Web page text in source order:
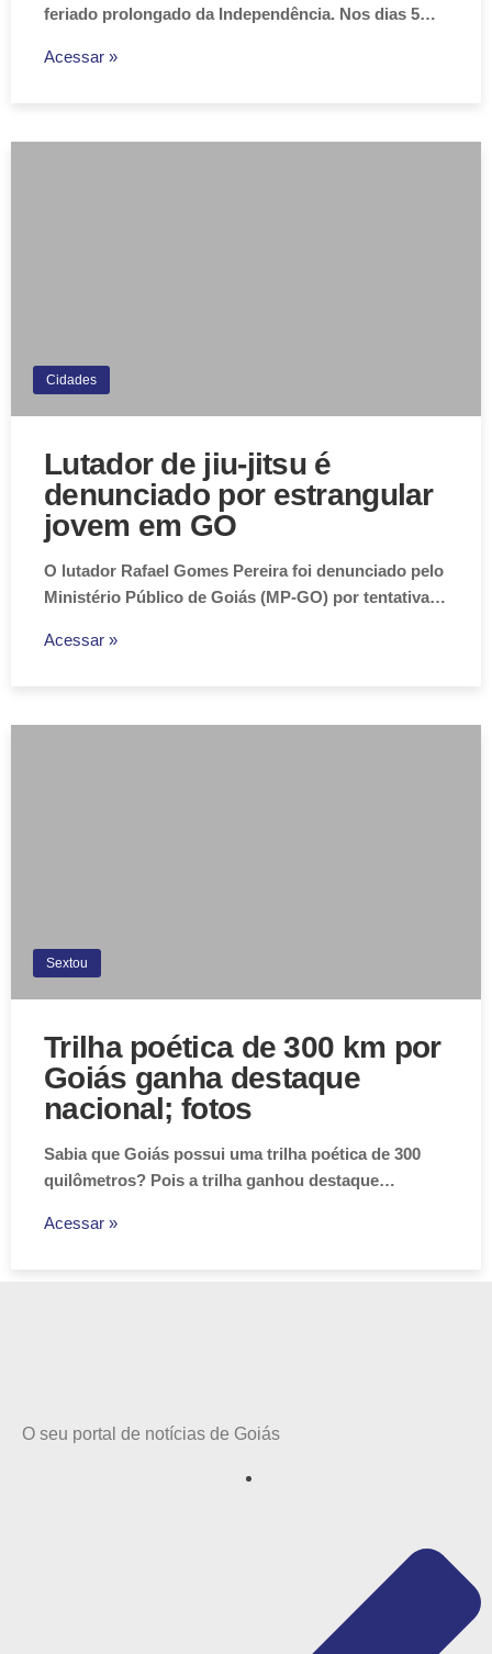
feriado prolongado da Independência. Nos dias 5…
Acessar »
Cidades
Lutador de jiu-jitsu é
denunciado por estrangular
jovem em GO
O lutador Rafael Gomes Pereira foi denunciado pelo
Ministério Público de Goiás (MP-GO) por tentativa…
Acessar »
Sextou
Trilha poética de 300 km por
Goiás ganha destaque
nacional; fotos
Sabia que Goiás possui uma trilha poética de 300
quilômetros? Pois a trilha ganhou destaque…
Acessar »
O seu portal de notícias de Goiás